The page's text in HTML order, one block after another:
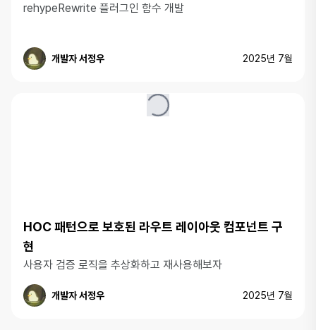
rehypeRewrite 플러그인 함수 개발
개발자 서정우 2025년 7월
HOC 패턴으로 보호된 라우트 레이아웃 컴포넌트 구
현
사용자 검증 로직을 추상화하고 재사용해보자
개발자 서정우 2025년 7월